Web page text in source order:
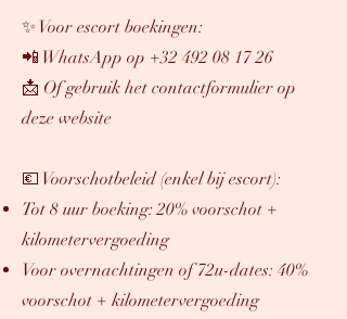
✨ Voor escort boekingen:
📲 WhatsApp op +32 492 08 17 26
📩 Of gebruik het contactformulier op
deze website
💶 Voorschotbeleid (enkel bij escort):
Tot 8 uur boeking: 20% voorschot +
kilometervergoeding
Voor overnachtingen of 72u-dates: 40%
voorschot + kilometervergoeding